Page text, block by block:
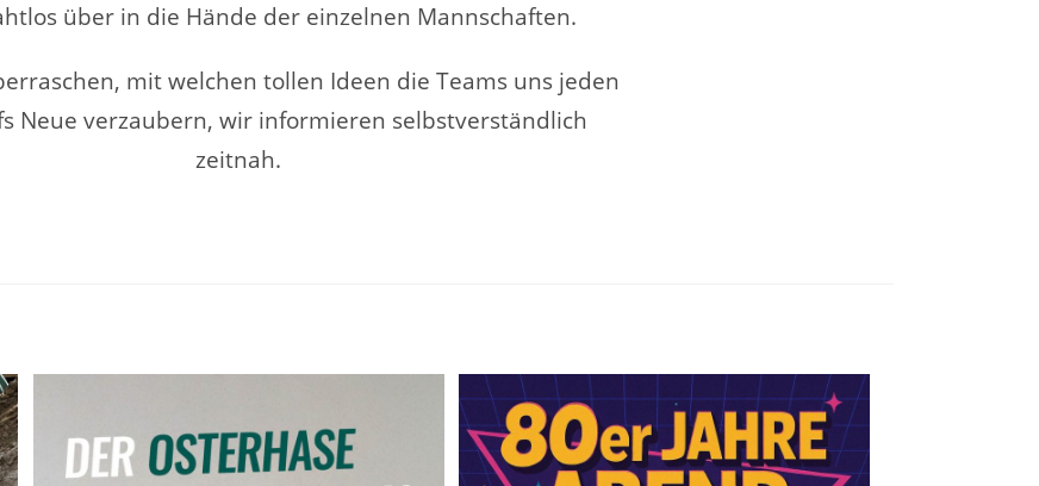
über in die Hände der einzelnen Mannschaften.
mit welchen tollen Ideen die Teams uns jeden
Neue verzaubern, wir informieren selbstverständlich
zeitnah.